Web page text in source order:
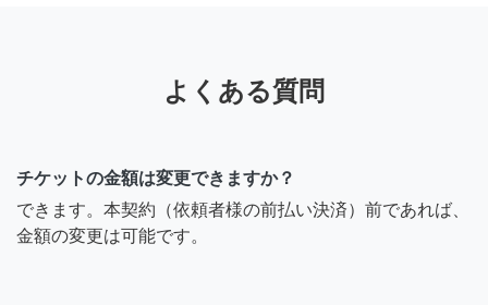
よくある質問
チケットの金額は変更できますか？
できます。本契約（依頼者様の前払い決済）前であれば、
金額の変更は可能です。